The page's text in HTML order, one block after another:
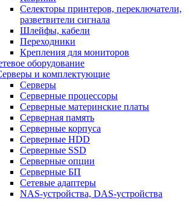
Селекторы принтеров, переключатели,
разветвители сигнала
Шлейфы, кабели
Переходники
Крепления для мониторов
оборудование
и комплектующие
Серверы
Серверные процессоры
Серверные материнские платы
Серверная память
Серверные корпуса
Серверные HDD
Серверные SSD
Серверные опции
Серверные БП
Сетевые адаптеры
NAS-устройства, DAS-устройства